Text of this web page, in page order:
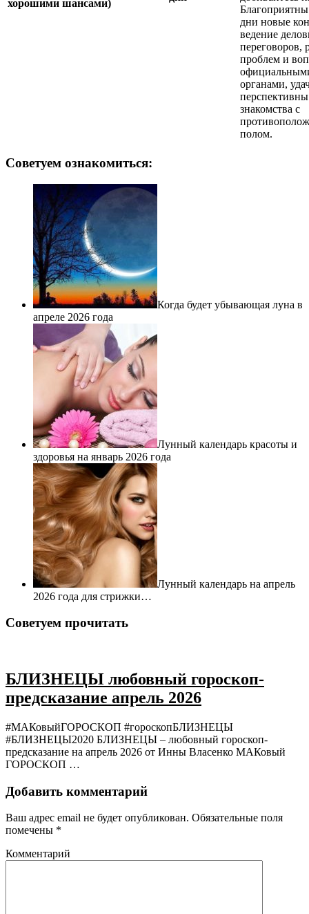
хорошими шансами)
дни новые
ведение
переговоров,
проблем и
органами,
перспективны
знакомства с
полом.
Советуем ознакомиться:
Когда будет убывающая луна в
апреле 2026 года
Лунный календарь красоты и
здоровья на январь 2026 года
Лунный календарь на апрель
2026 года для стрижки…
Советуем прочитать
БЛИЗНЕЦЫ любовный гороскоп-
предсказание апрель 2026
#МАКовыйГОРОСКОП #гороскопБЛИЗНЕЦЫ
#БЛИЗНЕЦЫ2020 БЛИЗНЕЦЫ – любовный гороскоп-
предсказание на апрель 2026 от Инны Власенко МАКовый
ГОРОСКОП …
Добавить комментарий
Ваш адрес email не будет опубликован. Обязательные поля
помечены *
Комментарий